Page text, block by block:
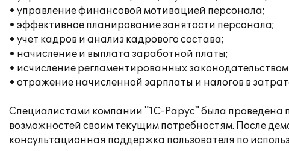
• управление финансовой мотивацией персонала;
• эффективное планирование занятости персонала;
• учет кадров и анализ кадрового состава;
• начисление и выплата заработной платы;
• исчисление регламентированных
• отражение начисленной зарплаты и налогов в
Специалистами компании "1С-Рарус" была проведена
возможностей своим текущим потребностям. После
консультационная поддержка пользователя по